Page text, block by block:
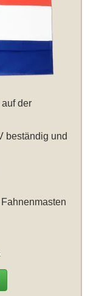
der
beständig und